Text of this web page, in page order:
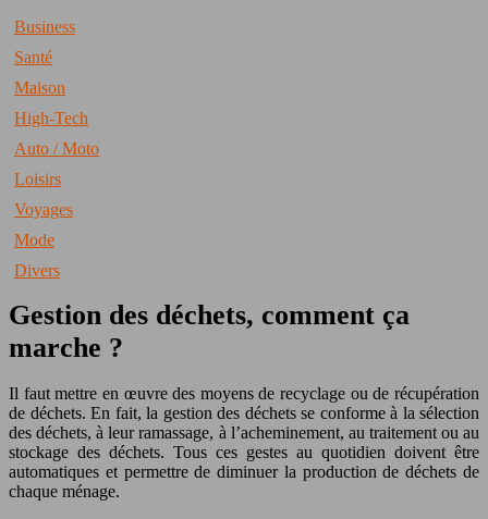
Business
Santé
Maison
High-Tech
Auto / Moto
Loisirs
Voyages
Mode
Divers
Gestion des déchets, comment ça
marche ?
Il faut mettre en œuvre des moyens de recyclage ou de récupération
de déchets. En fait, la gestion des déchets se conforme à la sélection
des déchets, à leur ramassage, à l’acheminement, au traitement ou au
stockage des déchets. Tous ces gestes au quotidien doivent être
automatiques et permettre de diminuer la production de déchets de
chaque ménage.